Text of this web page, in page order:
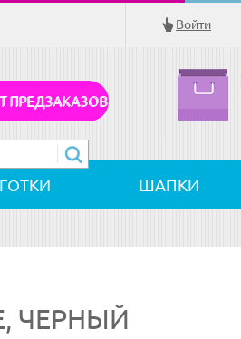
Войти
ПРЕДЗАКАЗОВ
ШАПКИ
ЧЕРНЫЙ